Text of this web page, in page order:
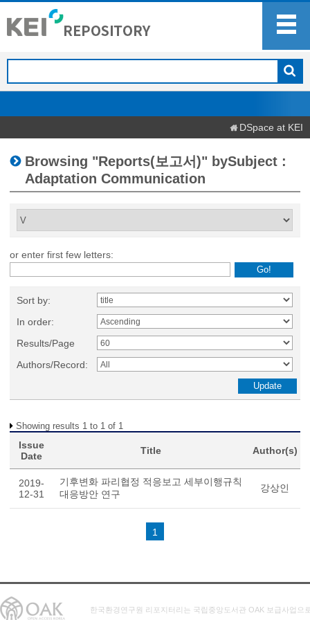
DSpace at KEI
Browsing "Reports(보고서)" bySubject :
Adaptation Communication
or enter first few letters:
Sort by:
In order:
Results/Page
Authors/Record:
Showing results 1 to 1 of 1
Issue
Date
Title Author(s)
2019-
12-31
기후변화 파리협정 적응보고 세부이행규칙
대응방안 연구
강상인
1
한국환경연구원 리포지터리는 국립중앙도서관 OAK 보급사업